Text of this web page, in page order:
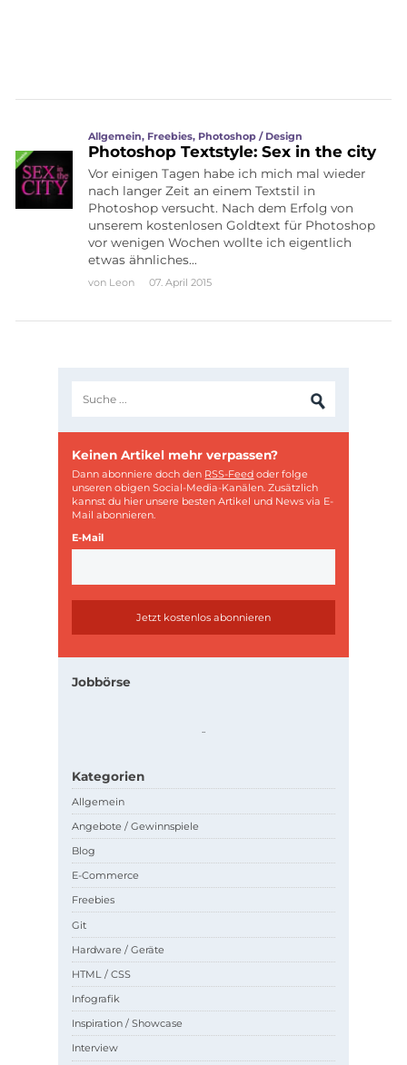
Allgemein, Freebies, Photoshop / Design
Photoshop Textstyle: Sex in the city
Vor einigen Tagen habe ich mich mal wieder
nach langer Zeit an einem Textstil in
Photoshop versucht. Nach dem Erfolg von
unserem kostenlosen Goldtext für Photoshop
vor wenigen Wochen wollte ich eigentlich
etwas ähnliches…
von Leon 07. April 2015
Keinen Artikel mehr verpassen?
Dann abonniere doch den RSS-Feed oder folge
unseren obigen Social-Media-Kanälen. Zusätzlich
kannst du hier unsere besten Artikel und News via E-
Mail abonnieren.
E-Mail
Jobbörse
..
Kategorien
Allgemein
Angebote / Gewinnspiele
Blog
E-Commerce
Freebies
Git
Hardware / Geräte
HTML / CSS
Infografik
Inspiration / Showcase
Interview